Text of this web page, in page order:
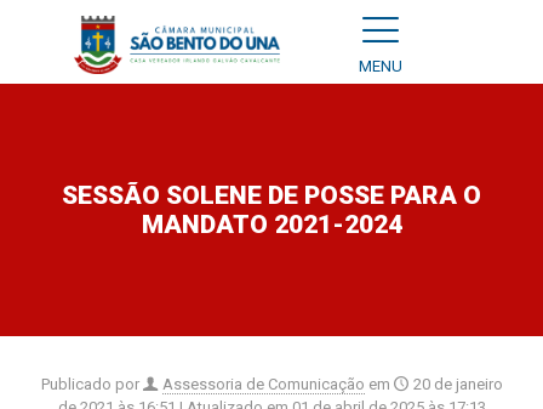
MENU
SESSÃO SOLENE DE POSSE PARA O
MANDATO 2021-2024
Publicado por Assessoria de Comunicação em
20 de janeiro